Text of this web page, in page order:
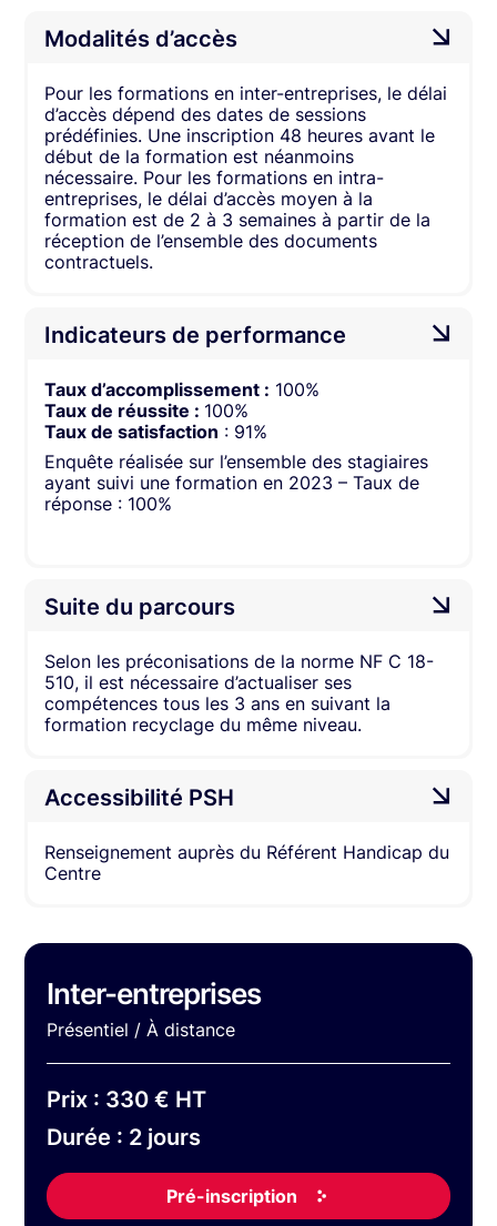
Modalités d’accès
Pour les formations en inter-entreprises, le délai
d’accès dépend des dates de sessions
prédéfinies. Une inscription 48 heures avant le
début de la formation est néanmoins
nécessaire. Pour les formations en intra-
entreprises, le délai d’accès moyen à la
formation est de 2 à 3 semaines à partir de la
réception de l’ensemble des documents
contractuels.
Indicateurs de performance
Taux d’accomplissement : 100%
Taux de réussite : 100%
Taux de satisfaction : 91%
Enquête réalisée sur l’ensemble des stagiaires
ayant suivi une formation en 2023 – Taux de
réponse : 100%
Suite du parcours
Selon les préconisations de la norme NF C 18-
510, il est nécessaire d’actualiser ses
compétences tous les 3 ans en suivant la
formation recyclage du même niveau.
Accessibilité PSH
Renseignement auprès du Référent Handicap du
Centre
Inter-entreprises
Présentiel / À distance
Prix : 330 € HT
Durée : 2 jours
Pré-inscription